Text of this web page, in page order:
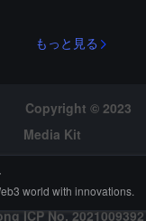
もっと見る
Copyright © 2023
Media Kit
Hiring
ICP No. 2021009392
world with innovations.